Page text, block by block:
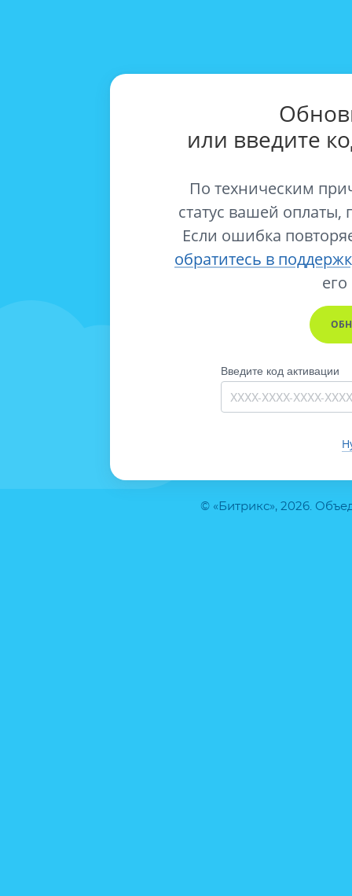
© «Битрикс», 2026.
или введите
По техническим
статус вашей оплаты,
Если ошибка
обратитесь в
его
Введите код активации